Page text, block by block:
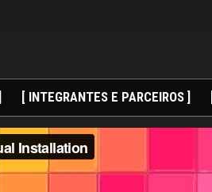
[ INTEGRANTES E PARCEIROS ]